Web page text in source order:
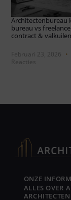
Architectenbureau
bureau vs
contract &
Februari 23, 2026
Reacties
ONZE
ALLES OVER